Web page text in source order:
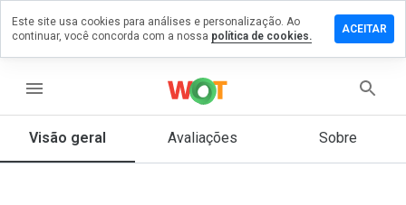
menu
Visão geral Avaliações Sobre
um
em
De 1
Este site usa cookies para análises e personalização. Ao
continuar, você concorda com a nossa política de cookies.
ACEITAR